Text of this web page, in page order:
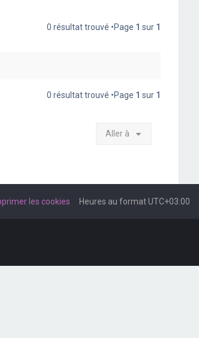
0 résultat trouvé •Page 1 sur 1
0 résultat trouvé •Page 1 sur 1
Aller à
Heures au formatUTC+03:00
les cookies